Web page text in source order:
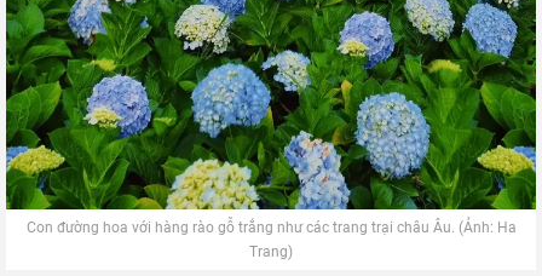
Con đường hoa với hàng rào gỗ trắng như các trang trại châu Âu. (Ảnh: Ha
Trang)